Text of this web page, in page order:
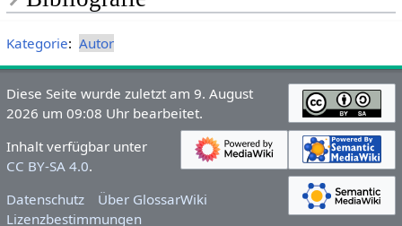
Kategorie: Autor
Diese Seite wurde zuletzt am 9. August
2026 um 09:08 Uhr bearbeitet.
Inhalt verfügbar unter
CC BY-SA 4.0.
Datenschutz
Über GlossarWiki
Lizenzbestimmungen